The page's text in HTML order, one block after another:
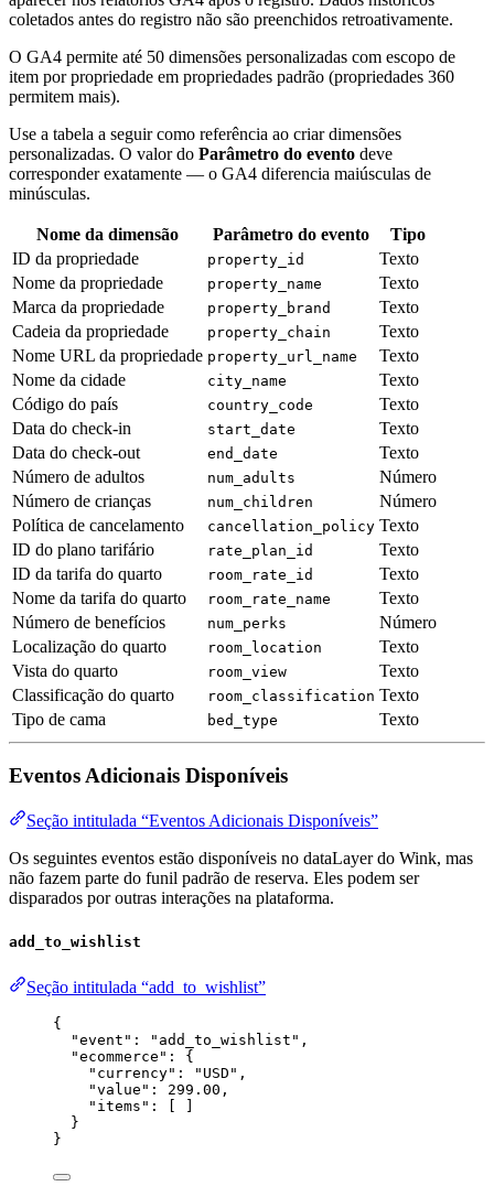
coletados antes do registro não são preenchidos retroativamente.
O GA4 permite até 50 dimensões personalizadas com escopo de
item por propriedade em propriedades padrão (propriedades 360
permitem mais).
Use a tabela a seguir como referência ao criar dimensões
personalizadas. O valor do Parâmetro do evento deve
corresponder exatamente — o GA4 diferencia maiúsculas de
minúsculas.
Nome da dimensão Parâmetro do evento
Tipo
ID da propriedade
property_id
Texto
Nome da propriedade
property_name
Texto
Marca da propriedade
property_brand
Texto
Cadeia da propriedade
property_chain
Texto
Nome URL da propriedade property_url_name
Texto
Nome da cidade
city_name
Texto
Código do país
country_code
Texto
Data do check-in
start_date
Texto
Data do check-out
end_date
Texto
Número de adultos
num_adults
Número
Número de crianças
num_children
Número
Política de cancelamento
cancellation_policy Texto
ID do plano tarifário
rate_plan_id
Texto
ID da tarifa do quarto
room_rate_id
Texto
Nome da tarifa do quarto
room_rate_name
Texto
Número de benefícios
num_perks
Número
Localização do quarto
room_location
Texto
Vista do quarto
room_view
Texto
Classificação do quarto
room_classification Texto
Tipo de cama
bed_type Texto
Eventos Adicionais Disponíveis
Seção intitulada “Eventos Adicionais Disponíveis”
Os seguintes eventos estão disponíveis no dataLayer do Wink, mas
não fazem parte do funil padrão de reserva. Eles podem ser
disparados por outras interações na plataforma.
add_to_wishlist
Seção intitulada “add_to_wishlist”
{
"event" : " add_to_wishlist " ,
"ecommerce" : {
"currency" : " USD " ,
"value" : 299.00 ,
"items" : [ ]
}
}